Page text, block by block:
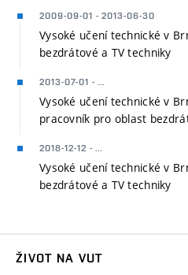
2009-09-01 - 2013-06-30
Vysoké učení technické v
bezdrátové a TV techniky
2013-07-01 - ...
Vysoké učení technické v
pracovník pro oblast
2018-12-12 - ...
Vysoké učení technické v
bezdrátové a TV techniky
ŽIVOT NA VUT